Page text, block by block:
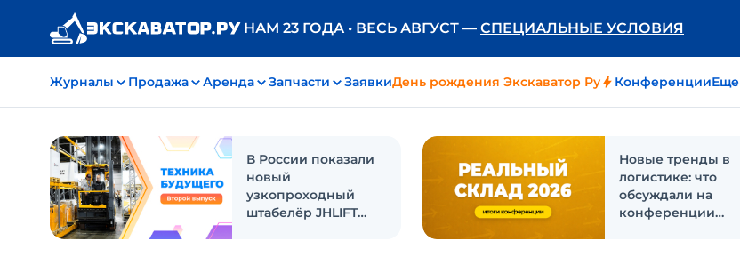
НАМ 23 ГОДА • ВЕСЬ АВГУСТ — СПЕЦИАЛЬНЫЕ УСЛОВИЯ
Журналы Продажа Аренда Запчасти ЗаявкиДень рождения Экскаватор Ру КонференцииЕще
В России показали
новый
узкопроходный
штабелёр JHLIFT
Новые тренды в
логистике: что
обсуждали на
конференции